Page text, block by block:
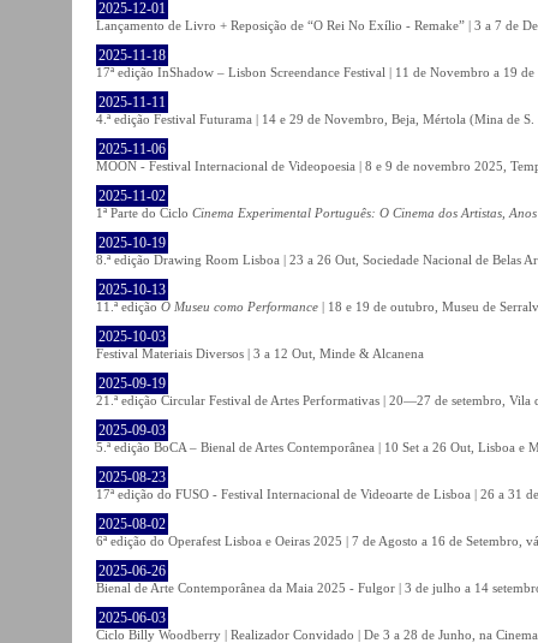
2025-12-01
Lançamento de Livro + Reposição de “O Rei No Exílio - Remake” | 3 a 7 de
2025-11-18
17ª edição InShadow – Lisbon Screendance Festival | 11 de Novembro a 19
2025-11-11
4.ª edição Festival Futurama | 14 e 29 de Novembro, Beja, Mértola (Mina de
2025-11-06
MOON - Festival Internacional de Videopoesia | 8 e 9 de novembro 2025,
2025-11-02
1ª Parte do Ciclo Cinema Experimental Português: O Cinema dos Artistas,
2025-10-19
8.ª edição Drawing Room Lisboa | 23 a 26 Out, Sociedade Nacional de Belas
2025-10-13
11.ª edição O Museu como Performance | 18 e 19 de outubro, Museu de
2025-10-03
Festival Materiais Diversos | 3 a 12 Out, Minde & Alcanena
2025-09-19
21.ª edição Circular Festival de Artes Performativas | 20—27 de setembro, Vila
2025-09-03
5.ª edição BoCA – Bienal de Artes Contemporânea | 10 Set a 26 Out, Lisboa e
2025-08-23
17ª edição do FUSO - Festival Internacional de Videoarte de Lisboa | 26 a 31
2025-08-02
6ª edição do Operafest Lisboa e Oeiras 2025 | 7 de Agosto a 16 de Setembro,
2025-06-26
Bienal de Arte Contemporânea da Maia 2025 - Fulgor | 3 de julho a 14
2025-06-03
Ciclo Billy Woodberry | Realizador Convidado | De 3 a 28 de Junho, na